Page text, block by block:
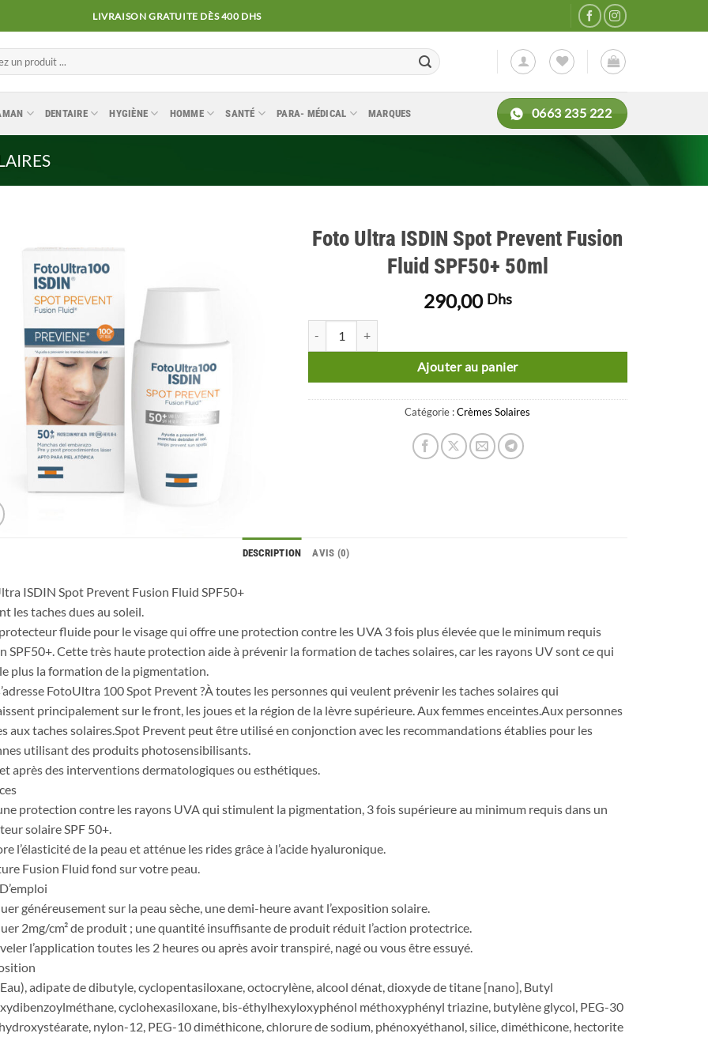
LIVRAISON GRATUITE DÈS 400 DHS
DENTAIRE HYGIÈNE HOMME SANTÉ PARA- MÉDICAL MARQUES 0663 235 222
Foto Ultra ISDIN Spot Prevent Fusion
Fluid SPF50+ 50ml
290,00 Dhs
Ajouter au panier
Catégorie :Crèmes Solaires
DESCRIPTION AVIS (0)
ISDIN Spot Prevent Fusion Fluid SPF50+
les taches dues au soleil.
fluide pour le visage qui offre une protection contre les UVA 3 fois plus élevée que le minimum requis
SPF50+. Cette très haute protection aide à prévenir la formation de taches solaires, car les rayons UV sont ce qui
plus la formation de la pigmentation.
FotoUltra 100 Spot Prevent ?À toutes les personnes qui veulent prévenir les taches solaires qui
principalement sur le front, les joues et la région de la lèvre supérieure. Aux femmes enceintes.Aux personnes
aux taches solaires.Spot Prevent peut être utilisé en conjonction avec les recommandations établies pour les
utilisant des produits photosensibilisants.
après des interventions dermatologiques ou esthétiques.
protection contre les rayons UVA qui stimulent la pigmentation, 3 fois supérieure au minimum requis dans un
solaire SPF 50+.
l’élasticité de la peau et atténue les rides grâce à l’acide hyaluronique.
Fusion Fluid fond sur votre peau.
généreusement sur la peau sèche, une demi-heure avant l’exposition solaire.
2mg/cm² de produit ; une quantité insuffisante de produit réduit l’action protectrice.
l’application toutes les 2 heures ou après avoir transpiré, nagé ou vous être essuyé.
adipate de dibutyle, cyclopentasiloxane, octocrylène, alcool dénat, dioxyde de titane [nano], Butyl
cyclohexasiloxane, bis-éthylhexyloxyphénol méthoxyphényl triazine, butylène glycol, PEG-30
nylon-12, PEG-10 diméthicone, chlorure de sodium, phénoxyéthanol, silice, diméthicone, hectorite